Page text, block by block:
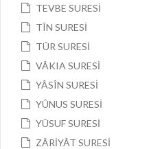
TEVBE SURESİ
TÎN SURESİ
TÛR SURESİ
VÂKIA SURESİ
YÂSÎN SURESİ
YÛNUS SURESİ
YÛSUF SURESİ
ZÂRİYÂT SURESİ